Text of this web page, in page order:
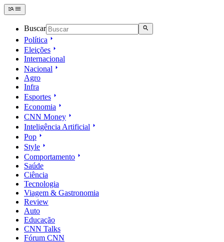
Buscar
Política
Eleições
Internacional
Nacional
Agro
Infra
Esportes
Economia
CNN Money
Inteligência Artificial
Pop
Style
Comportamento
Saúde
Ciência
Tecnologia
Viagem & Gastronomia
Review
Auto
Educação
CNN Talks
Fórum CNN